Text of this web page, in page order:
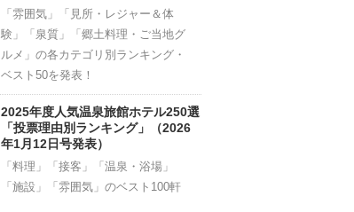
「雰囲気」「見所・レジャー＆体
験」「泉質」「郷土料理・ご当地グ
ルメ」の各カテゴリ別ランキング・
ベスト50を発表！
2025年度人気温泉旅館ホテル250選
「投票理由別ランキング」（2026
年1月12日号発表）
「料理」「接客」「温泉・浴場」
「施設」「雰囲気」のベスト100軒